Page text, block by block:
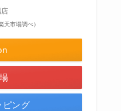
市場調べ）
ピング